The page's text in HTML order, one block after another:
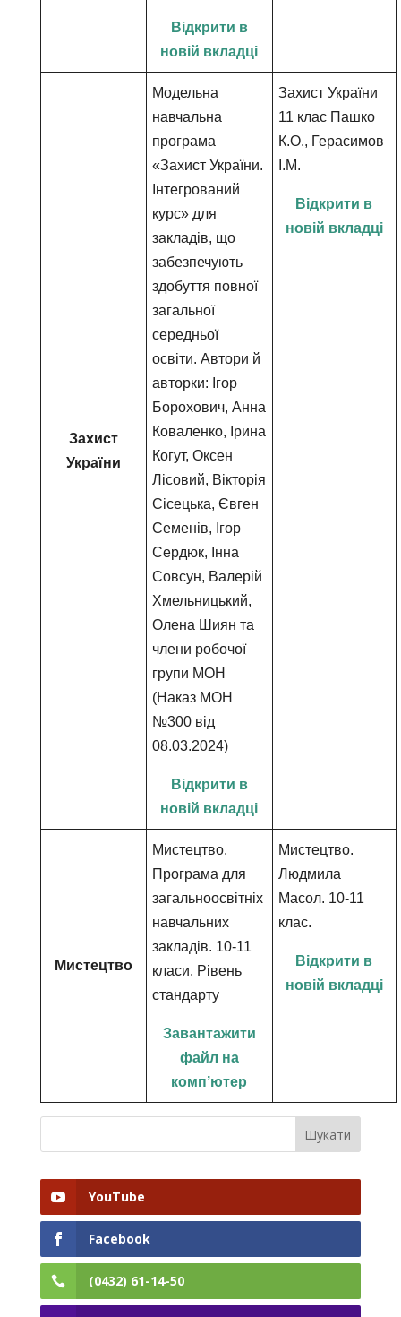
Відкрити в
новій вкладці
Захист
України
Модельна
навчальна
програма
«Захист України.
Інтегрований
курс» для
закладів, що
забезпечують
здобуття повної
загальної
середньої
освіти. Автори й
авторки: Ігор
Борохович, Анна
Коваленко, Ірина
Когут, Оксен
Лісовий, Вікторія
Сісецька, Євген
Семенів, Ігор
Сердюк, Інна
Совсун, Валерій
Хмельницький,
Олена Шиян та
члени робочої
групи МОН
(Наказ МОН
№300 від
08.03.2024)
Відкрити в
новій вкладці
Захист України
11 клас Пашко
К.О., Герасимов
І.М.
Відкрити в
новій вкладці
Мистецтво
Мистецтво.
Програма для
загальноосвітніх
навчальних
закладів. 10-11
класи. Рівень
стандарту
Завантажити
файл на
комп’ютер
Мистецтво.
Людмила
Масол. 10-11
клас.
Відкрити в
новій вкладці
YouTube
Facebook
(0432) 61-14-50